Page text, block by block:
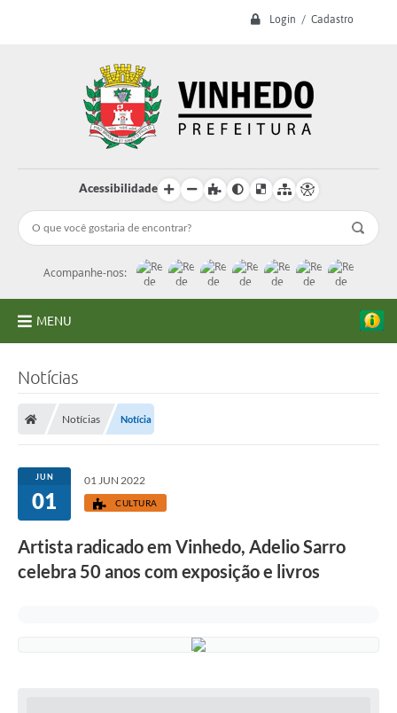
Login / Cadastro
Acessibilidade
Acompanhe-nos:
MENU
Licitações
Transparência
Concursos e Processos Seletivos
Notícias
Notícias Notícia
JUN
01
01 JUN 2022
CULTURA
Artista radicado em Vinhedo, Adelio Sarro
celebra 50 anos com exposição e livros